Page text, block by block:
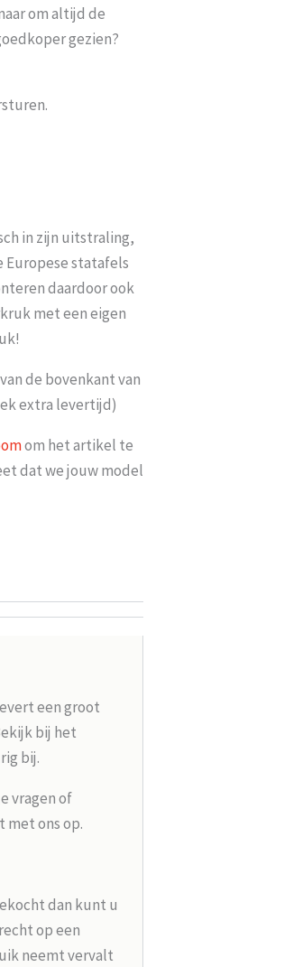
om altijd de
gezien?
in zijn uitstraling,
Europese statafels
daardoor ook
met een eigen
de bovenkant van
extra levertijd)
om het artikel te
dat we jouw model
een groot
bij het
bij.
vragen of
met ons op.
dan kunt u
op een
neemt vervalt